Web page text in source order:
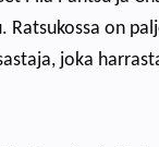
on
joka